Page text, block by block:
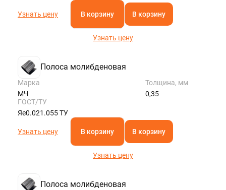
Узнать цену В корзину В корзину
Узнать цену
Полоса молибденовая
Марка
МЧ
Толщина, мм
0,35
ГОСТ/ТУ
Яе0.021.055 ТУ
Узнать цену В корзину В корзину
Узнать цену
Полоса молибденовая